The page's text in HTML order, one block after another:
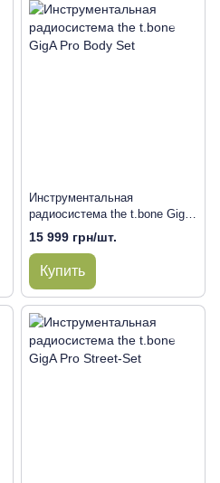
Инструментальная
радиосистема the t.bone GigA
Pro Body Set
15 999 грн/шт.
Купить